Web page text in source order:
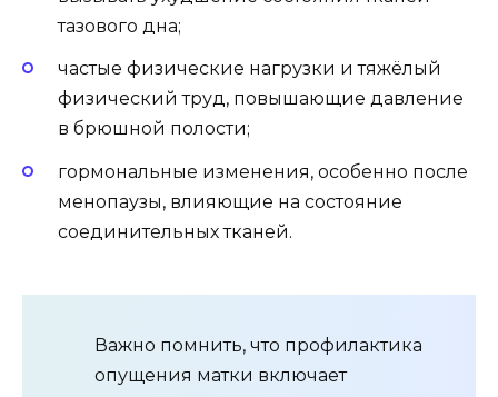
тазового дна;
частые физические нагрузки и тяжёлый
физический труд, повышающие давление
в брюшной полости;
гормональные изменения, особенно после
менопаузы, влияющие на состояние
соединительных тканей.
Важно помнить, что профилактика
опущения матки включает